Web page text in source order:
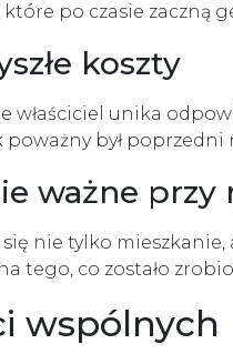
po czasie zaczną
koszty
właściciel unika
poważny był
ważne
nie tylko
tego, co zostało
wspólnych